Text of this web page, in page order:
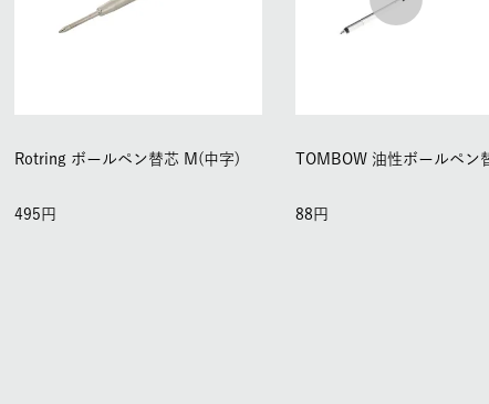
Rotring ボールペン替芯 M(中字)
495
TOMBOW 油性ボールペン
88